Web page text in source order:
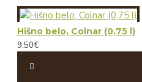
Hišno belo, Colnar (0,75 l)
9.50€